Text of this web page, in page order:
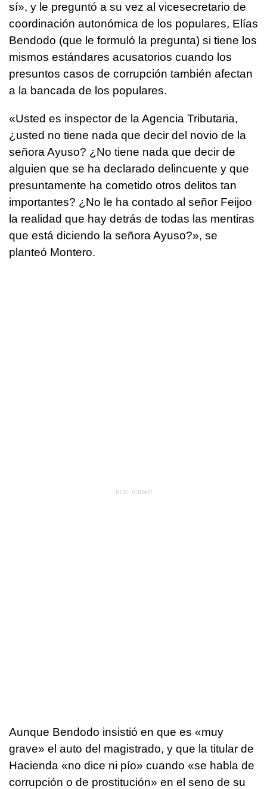
sí», y le preguntó a su vez al vicesecretario de
coordinación autonómica de los populares, Elías
Bendodo (que le formuló la pregunta) si tiene los
mismos estándares acusatorios cuando los
presuntos casos de corrupción también afectan
a la bancada de los populares.
«Usted es inspector de la Agencia Tributaria,
¿usted no tiene nada que decir del novio de la
señora Ayuso? ¿No tiene nada que decir de
alguien que se ha declarado delincuente y que
presuntamente ha cometido otros delitos tan
importantes? ¿No le ha contado al señor Feijoo
la realidad que hay detrás de todas las mentiras
que está diciendo la señora Ayuso?», se
planteó Montero.
Aunque Bendodo insistió en que es «muy
grave» el auto del magistrado, y que la titular de
Hacienda «no dice ni pío» cuando «se habla de
corrupción o de prostitución» en el seno de su